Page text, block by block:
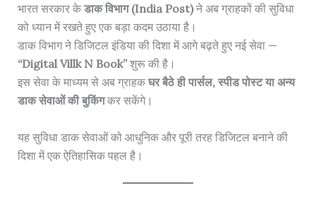
भारत सरकार के डाक विभाग (India Post)ने अब ग्राहकों की सुविधा
को ध्यान में रखते हुए एक बड़ा कदम उठाया है।
डाक विभाग ने डिजिटल इंडिया की दिशा में आगे बढ़ते हुए नई सेवा —
“Digital Villk N Book”शुरू की है।
इस सेवा के माध्यम से अब ग्राहक घर बैठे ही पार्सल, स्पीड पोस्ट या अन्य
डाक सेवाओं की बुकिंगकर सकेंगे।
यह सुविधा डाक सेवाओं को आधुनिक और पूरी तरह डिजिटल बनाने की
दिशा में एक ऐतिहासिक पहल है।